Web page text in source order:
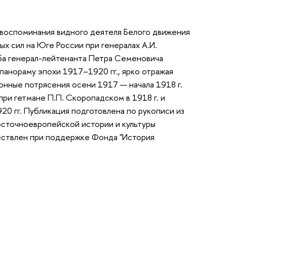
видного деятеля Белого движения
сил на Юге России при генералах А.И.
генерал-лейтенанта Петра Семеновича
эпохи 1917–1920 гг., ярко отражая
потрясения осени 1917 — начала 1918 г.
гетмане П.П. Скоропадском в 1918 г. и
гг. Публикация подготовлена по рукописи из
истории и культуры
при поддержке Фонда "История